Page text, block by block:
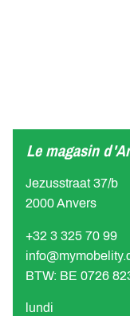
Le magasin
Jezusstraat 37/b
2000 Anvers
+32 3 325 70 99
BTW: BE 0726
lundi